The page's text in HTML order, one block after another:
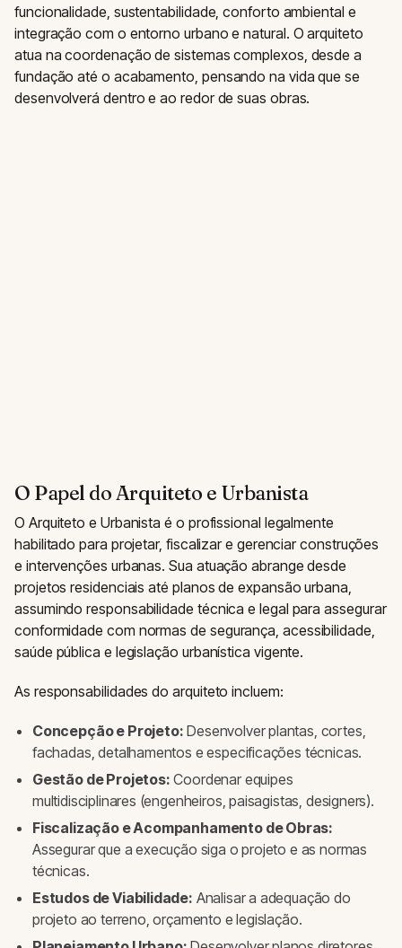
funcionalidade, sustentabilidade, conforto ambiental e
integração com o entorno urbano e natural. O arquiteto
atua na coordenação de sistemas complexos, desde a
fundação até o acabamento, pensando na vida que se
desenvolverá dentro e ao redor de suas obras.
O Papel do Arquiteto e Urbanista
O Arquiteto e Urbanista é o profissional legalmente
habilitado para projetar, fiscalizar e gerenciar construções
e intervenções urbanas. Sua atuação abrange desde
projetos residenciais até planos de expansão urbana,
assumindo responsabilidade técnica e legal para assegurar
conformidade com normas de segurança, acessibilidade,
saúde pública e legislação urbanística vigente.
As responsabilidades do arquiteto incluem:
Concepção e Projeto: Desenvolver plantas, cortes,
fachadas, detalhamentos e especificações técnicas.
Gestão de Projetos: Coordenar equipes
multidisciplinares (engenheiros, paisagistas, designers).
Fiscalização e Acompanhamento de Obras:
Assegurar que a execução siga o projeto e as normas
técnicas.
Estudos de Viabilidade: Analisar a adequação do
projeto ao terreno, orçamento e legislação.